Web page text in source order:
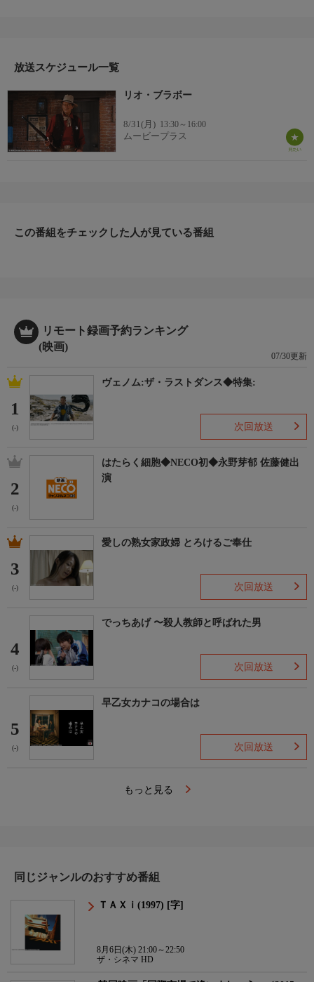
監督
ジョン・ウェイン／ディーン・マーティン／リッキー・ネルソン
放送スケジュール一覧
リオ・ブラボー
8/31(月) 13:30～16:00
ムービープラス
この番組をチェックした人が見ている番組
リモート録画予約ランキング
(映画)
07/30更新
1
(-)
ヴェノム:ザ・ラストダンス◆特集:
次回放送
2
(-)
はたらく細胞◆NECO初◆永野芽郁 佐藤健出
演
3
(-)
愛しの熟女家政婦 とろけるご奉仕
次回放送
4
(-)
でっちあげ 〜殺人教師と呼ばれた男
次回放送
5
(-)
早乙女カナコの場合は
次回放送
もっと見る
同じジャンルのおすすめ番組
ＴＡＸｉ(1997) [字]
8月6日(木) 21:00～22:50
ザ・シネマ HD